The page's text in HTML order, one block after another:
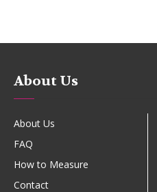
About Us
About Us
FAQ
How to Measure
Contact